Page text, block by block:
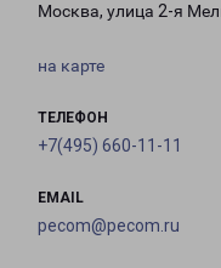
Москва, улица 2-я
на карте
ТЕЛЕФОН
+7(495) 660-11-11
EMAIL
pecom@pecom.ru